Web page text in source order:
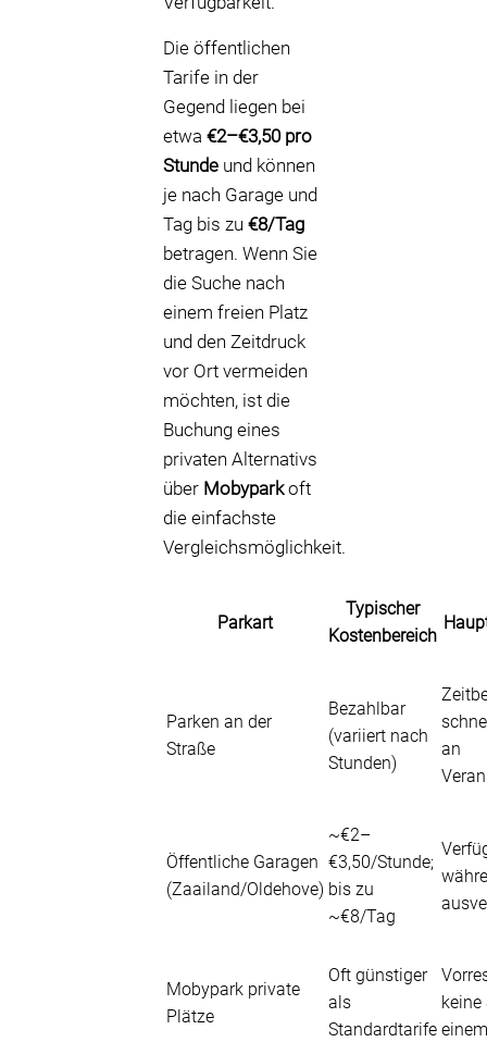
Die öffentlichen
Tarife in der
Gegend liegen bei
etwa €2–€3,50 pro
Stunde und können
je nach Garage und
Tag bis zu €8/Tag
betragen. Wenn Sie
die Suche nach
einem freien Platz
und den Zeitdruck
vor Ort vermeiden
möchten, ist die
Buchung eines
privaten Alternativs
über Mobyparkoft
die einfachste
Vergleichsmöglichkeit.
Parkart
Typischer
Kostenbereich
Parken an der
Straße
Bezahlbar
(variiert nach
Stunden)
an
Öffentliche Garagen
(Zaailand/Oldehove)
~€2–
€3,50/Stunde;
bis zu
~€8/Tag
Mobypark private
Plätze
Oft günstiger
als
Standardtarife